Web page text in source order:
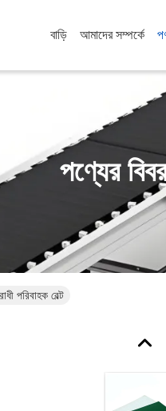
বাড়ি আমাদের সম্পর্কে
পণ্যের
পরিবাহক বেল্ট